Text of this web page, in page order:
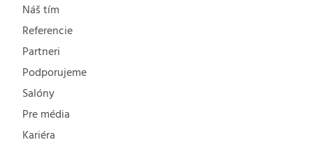
Náš tím
Referencie
Partneri
Podporujeme
Salóny
Pre média
Kariéra